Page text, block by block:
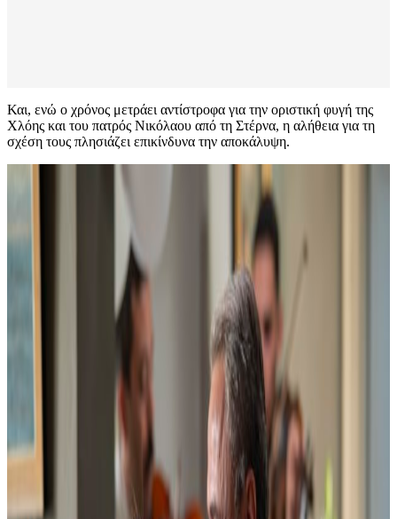
Και, ενώ ο χρόνος μετράει αντίστροφα για την οριστική φυγή της
Χλόης και του πατρός Νικόλαου από τη Στέρνα, η αλήθεια για τη
σχέση τους πλησιάζει επικίνδυνα την αποκάλυψη.